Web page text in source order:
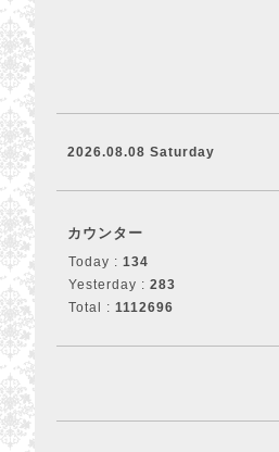
2026.08.08 Saturday
カウンター
Today : 134
Yesterday : 283
Total : 1112696